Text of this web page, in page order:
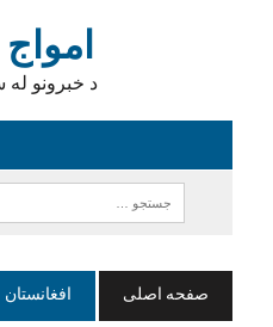
د خبرونو
صفحه اصلی افغانستان